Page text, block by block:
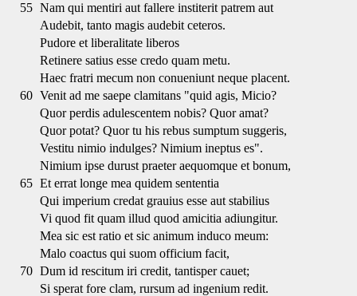
55 Nam qui mentiri aut fallere institerit patrem aut
Audebit, tanto magis audebit ceteros.
Pudore et liberalitate liberos
Retinere satius esse credo quam metu.
Haec fratri mecum non conueniunt neque placent.
60 Venit ad me saepe clamitans "quid agis, Micio?
Quor perdis adulescentem nobis? Quor amat?
Quor potat? Quor tu his rebus sumptum suggeris,
Vestitu nimio indulges? Nimium ineptus es".
Nimium ipse durust praeter aequomque et bonum,
65 Et errat longe mea quidem sententia
Qui imperium credat grauius esse aut stabilius
Vi quod fit quam illud quod amicitia adiungitur.
Mea sic est ratio et sic animum induco meum:
Malo coactus qui suom officium facit,
70 Dum id rescitum iri credit, tantisper cauet;
Si sperat fore clam, rursum ad ingenium redit.